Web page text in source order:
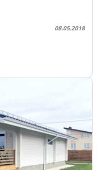
08.05.2018